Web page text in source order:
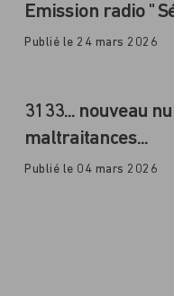
Emission radio "
Publié le 24 mars 2026
3133... nouveau
maltraitances...
Publié le 04 mars 2026